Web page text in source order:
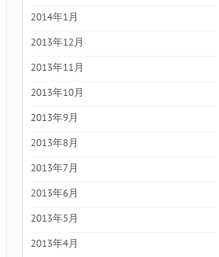
2014年1月
2013年12月
2013年11月
2013年10月
2013年9月
2013年8月
2013年7月
2013年6月
2013年5月
2013年4月